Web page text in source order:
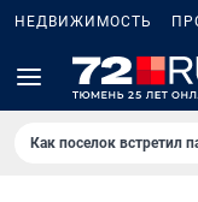
НЕДВИЖИМОСТЬ
Как поселок встретил